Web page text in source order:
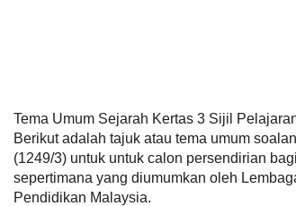
Tema Umum Sejarah Kertas 3 Sijil
Berikut adalah tajuk atau tema umum
(1249/3) untuk untuk calon persendirian
sepertimana yang diumumkan oleh
Pendidikan Malaysia.